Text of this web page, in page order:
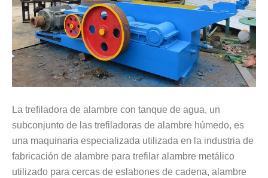
La trefiladora de alambre con tanque de agua, un
subconjunto de las trefiladoras de alambre húmedo, es
una maquinaria especializada utilizada en la industria de
fabricación de alambre para trefilar alambre metálico
utilizado para cercas de eslabones de cadena, alambre